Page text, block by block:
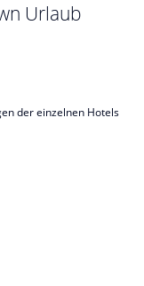
Urlaub
der einzelnen Hotels